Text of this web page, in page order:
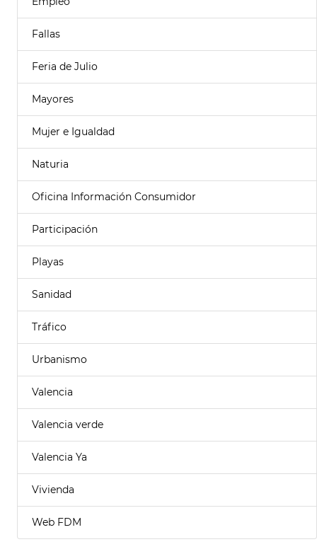
Fallas
Feria de Julio
Mayores
Mujer e Igualdad
Naturia
Oficina Información Consumidor
Participación
Playas
Sanidad
Tráfico
Urbanismo
Valencia
Valencia verde
Valencia Ya
Vivienda
Web FDM